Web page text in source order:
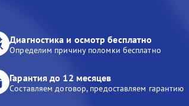
Диагностика и осмотр бесплатно
Определим причину поломки бесплатно
Гарантия до 12 месяцев
Составляем договор, предоставляем гарантию